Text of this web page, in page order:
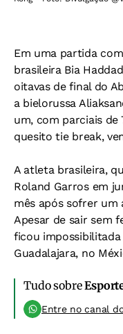
Em uma partida
brasileira Bia
oitavas de final do
a bielorussa
um, com parciais de
quesito tie break,
A atleta brasileira,
Roland Garros em
mês após sofrer
Apesar de sair sem
ficou
Guadalajara, no
Tudo sobre
Entre no canal